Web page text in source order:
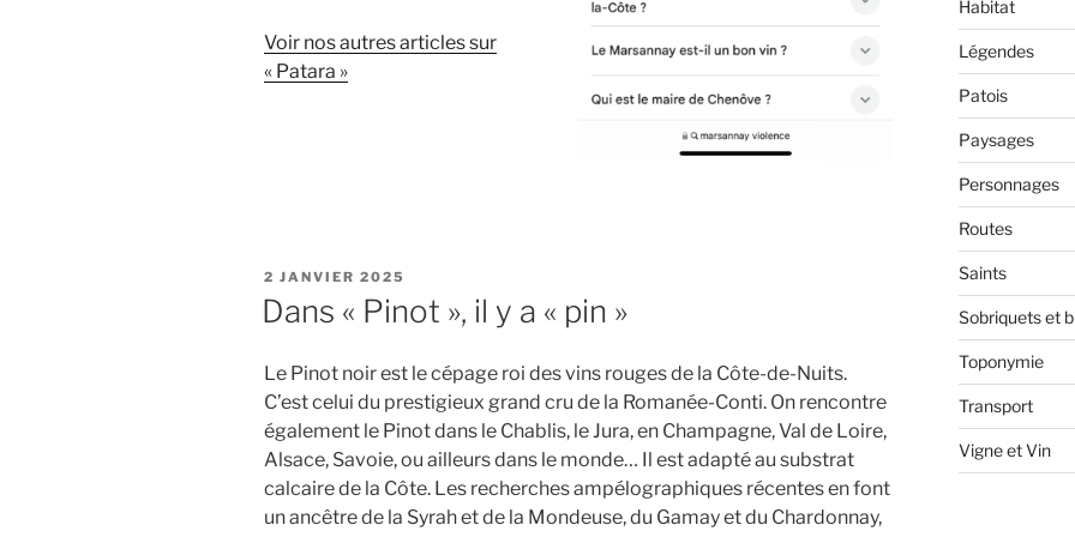
Voir nos autres articles sur
« Patara »
PUBLIÉ
LE
2 JANVIER 2025
Dans « Pinot », il y a « pin »
Le Pinot noir est le cépage roi des vins rouges de la Côte-de-Nuits.
C’est celui du prestigieux grand cru de la Romanée-Conti. On rencontre
également le Pinot dans le Chablis, le Jura, en Champagne, Val de Loire,
Alsace, Savoie, ou ailleurs dans le monde… Il est adapté au substrat
calcaire de la Côte. Les recherches ampélographiques récentes en font
un ancêtre de la Syrah et de la Mondeuse, du Gamay et du Chardonnay,
Habitat
Légendes
Patois
Paysages
Personnages
Routes
Saints
Sobriquets et
Toponymie
Transport
Vigne et Vin